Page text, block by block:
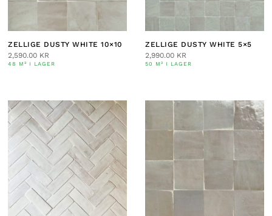
ZELLIGE DUSTY WHITE 10×10
2,590.00 KR
48 M² I LAGER
ZELLIGE DUSTY WHITE 5×5
2,990.00 KR
50 M² I LAGER